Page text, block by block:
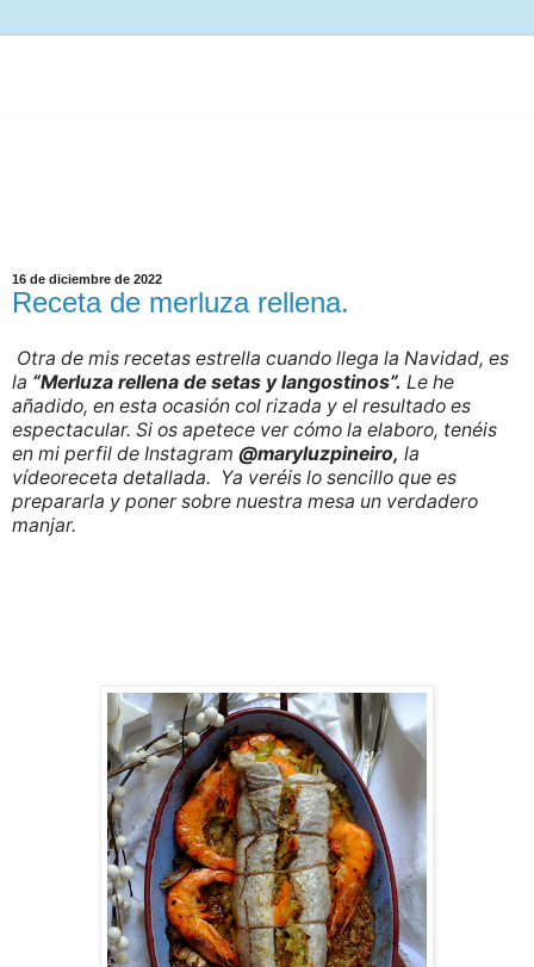
16 de diciembre de 2022
Receta de merluza rellena.
Otra de mis recetas estrella cuando llega la Navidad, es
la “Merluza rellena de setas y langostinos”. Le he
añadido, en esta ocasión col rizada y el resultado es
espectacular. Si os apetece ver cómo la elaboro, tenéis
en mi perfil de Instagram @maryluzpineiro, la
vídeoreceta detallada. Ya veréis lo sencillo que es
prepararla y poner sobre nuestra mesa un verdadero
manjar.